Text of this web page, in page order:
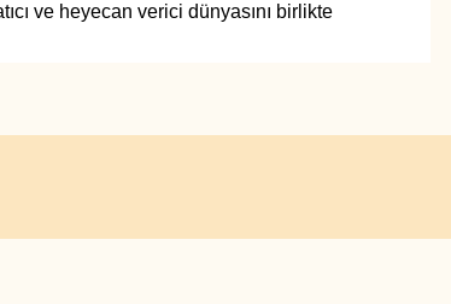
ve heyecan verici dünyasını birlikte